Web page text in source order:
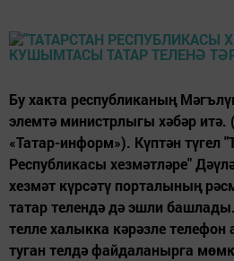
Бу хакта республиканың
элемтә министрлыгы хәбәр итә.
«Татар-информ»). Күптән түгел
Республикасы хезмәтләре"
хезмәт күрсәтү порталының
татар телендә дә эшли
телле халыкка кәрәзле телефон
туган телдә файдаланырга